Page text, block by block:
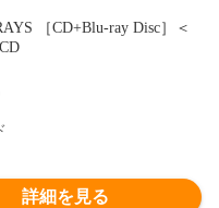
［CD+Blu-ray Disc］＜
詳細を見る